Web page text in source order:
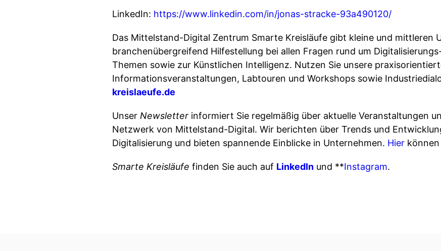
LinkedIn: https://www.linkedin.com/in/jonas-stracke-93a490120/
Das Mittelstand-Digital Zentrum Smarte Kreisläufe gibt kleine und mittleren
branchenübergreifend Hilfestellung bei allen Fragen rund um
Themen sowie zur Künstlichen Intelligenz. Nutzen Sie unsere
Informationsveranstaltungen, Labtouren und Workshops sowie
kreislaeufe.de
Unser Newsletter informiert Sie regelmäßig über aktuelle Veranstaltungen
Netzwerk von Mittelstand-Digital. Wir berichten über Trends und
Digitalisierung und bieten spannende Einblicke in Unternehmen. Hier
Smarte Kreisläufe finden Sie auch auf LinkedIn und **Instagram.